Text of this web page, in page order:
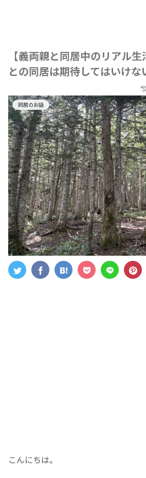
【義両親と同居中のリアル
との同居は期待してはいけな
同居のお話
こんにちは。